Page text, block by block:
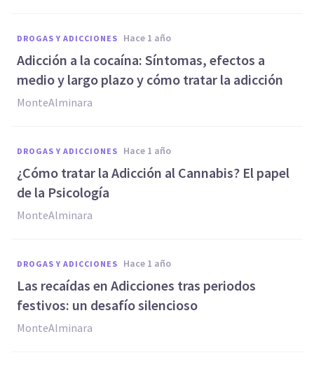
DROGAS Y ADICCIONES hace 1 año
Adicción a la cocaína: Síntomas, efectos a
medio y largo plazo y cómo tratar la adicción
MonteAlminara
DROGAS Y ADICCIONES hace 1 año
¿Cómo tratar la Adicción al Cannabis? El papel
de la Psicología
MonteAlminara
DROGAS Y ADICCIONES hace 1 año
Las recaídas en Adicciones tras periodos
festivos: un desafío silencioso
MonteAlminara